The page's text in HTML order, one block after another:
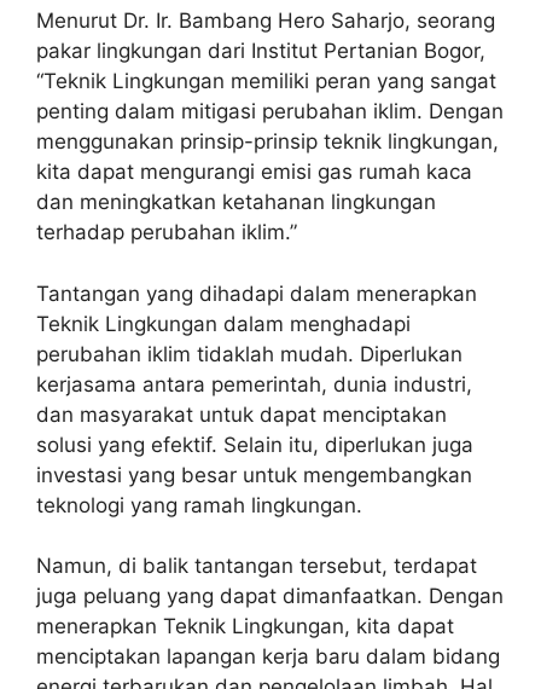
Menurut Dr. Ir. Bambang Hero Saharjo, seorang
pakar lingkungan dari Institut Pertanian Bogor,
“Teknik Lingkungan memiliki peran yang sangat
penting dalam mitigasi perubahan iklim. Dengan
menggunakan prinsip-prinsip teknik lingkungan,
kita dapat mengurangi emisi gas rumah kaca
dan meningkatkan ketahanan lingkungan
terhadap perubahan iklim.”
Tantangan yang dihadapi dalam menerapkan
Teknik Lingkungan dalam menghadapi
perubahan iklim tidaklah mudah. Diperlukan
kerjasama antara pemerintah, dunia industri,
dan masyarakat untuk dapat menciptakan
solusi yang efektif. Selain itu, diperlukan juga
investasi yang besar untuk mengembangkan
teknologi yang ramah lingkungan.
Namun, di balik tantangan tersebut, terdapat
juga peluang yang dapat dimanfaatkan. Dengan
menerapkan Teknik Lingkungan, kita dapat
menciptakan lapangan kerja baru dalam bidang